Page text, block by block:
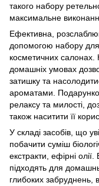
такого набору
максимальне
Ефективна,
допомогою набору
косметичних салонах.
домашніх умовах
затишку та
ароматами.
релаксу та милості,
також наситити її
У складі засобів, що
побачити суміш
екстракти, ефірні
підходять для
глибоких забруднень,